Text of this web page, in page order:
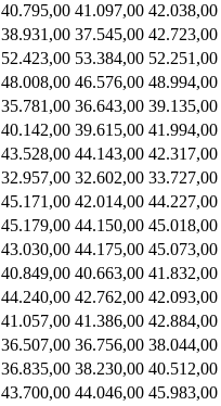
40.795,00 41.097,00 42.038,00
38.931,00 37.545,00 42.723,00
52.423,00 53.384,00 52.251,00
48.008,00 46.576,00 48.994,00
35.781,00 36.643,00 39.135,00
40.142,00 39.615,00 41.994,00
43.528,00 44.143,00 42.317,00
32.957,00 32.602,00 33.727,00
45.171,00 42.014,00 44.227,00
45.179,00 44.150,00 45.018,00
43.030,00 44.175,00 45.073,00
40.849,00 40.663,00 41.832,00
44.240,00 42.762,00 42.093,00
41.057,00 41.386,00 42.884,00
36.507,00 36.756,00 38.044,00
36.835,00 38.230,00 40.512,00
43.700,00 44.046,00 45.983,00